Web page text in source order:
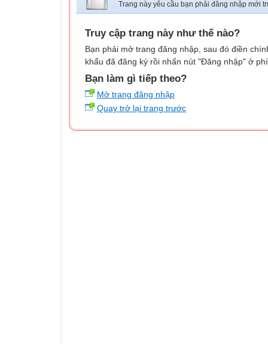
Trang này yêu cầu bạn phải đăng nhập mới
Truy cập trang này như thế nào?
Bạn phải mở trang đăng nhập, sau đó điền
khẩu đã đăng ký rồi nhấn nút "Đăng nhập" ở
Bạn làm gì tiếp theo?
Mở trang đăng nhập
Quay trở lại trang trước